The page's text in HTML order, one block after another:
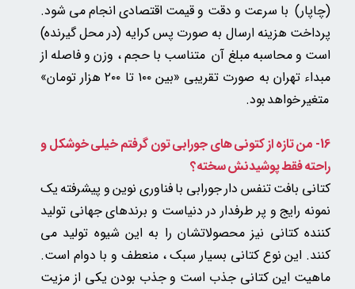
(چاپار) با سرعت و دقت و قیمت اقتصادی انجام می شود.
پرداخت هزینه ارسال به صورت پس کرایه (در محل گیرنده)
است و محاسبه مبلغ آن متناسب با حجم ، وزن و فاصله از
مبداء تهران به صورت تقریبی «بین ۱۰۰ تا ۲۰۰ هزار تومان»​​​​​​​
متغیر خواهد بود.​​​​​​​
16- من تازه از کتونی های جورابی تون گرفتم خیلی خوشکل و
راحته فقط پوشیدنش سخته؟
کتانی بافت تنفس دار جورابی با فناوری نوین و پیشرفته یک
نمونه رایج و پر طرفدار در دنیاست و برندهای جهانی تولید
کننده کتانی نیز محصولاتشان را به این شیوه تولید می
کنند. این نوع کتانی بسیار سبک ، منعطف و با دوام است.
ماهیت این کتانی جذب است و جذب بودن یکی از مزیت